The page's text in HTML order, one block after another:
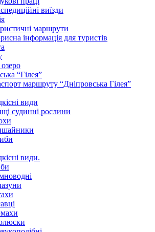
виїзди
маршрути
інформація для туристів
“Гілея”
маршруту “Дніпровська Гілея”
види
судинні рослини
види.